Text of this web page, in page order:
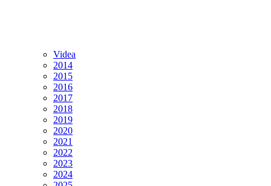
Videa
2014
2015
2016
2017
2018
2019
2020
2021
2022
2023
2024